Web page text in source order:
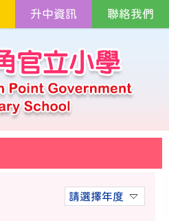
升中資訊 聯絡我們
請選擇年度